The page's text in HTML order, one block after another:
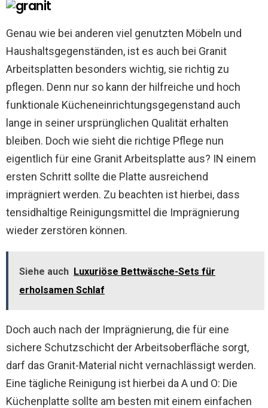
Genau wie bei anderen viel genutzten Möbeln und
Haushaltsgegenständen, ist es auch bei Granit
Arbeitsplatten besonders wichtig, sie richtig zu
pflegen. Denn nur so kann der hilfreiche und hoch
funktionale Kücheneinrichtungsgegenstand auch
lange in seiner ursprünglichen Qualität erhalten
bleiben. Doch wie sieht die richtige Pflege nun
eigentlich für eine Granit Arbeitsplatte aus? IN einem
ersten Schritt sollte die Platte ausreichend
imprägniert werden. Zu beachten ist hierbei, dass
tensidhaltige Reinigungsmittel die Imprägnierung
wieder zerstören können.
Siehe auch Luxuriöse Bettwäsche-Sets für
erholsamen Schlaf
Doch auch nach der Imprägnierung, die für eine
sichere Schutzschicht der Arbeitsoberfläche sorgt,
darf das Granit-Material nicht vernachlässigt werden.
Eine tägliche Reinigung ist hierbei da A und O: Die
Küchenplatte sollte am besten mit einem einfachen